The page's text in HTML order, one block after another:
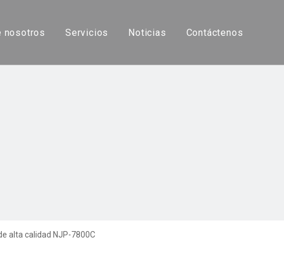
nosotros Servicios Noticias Contáctenos
alta calidad NJP-7800C